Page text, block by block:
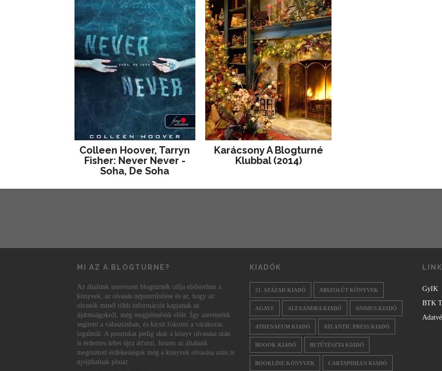
Colleen Hoover, Tarryn
Fisher: Never Never -
Soha, De Soha
Karácsony A Blogturné
Klubbal (2014)
MI AZ A BLOGTURNÉ?
Az általunk szervezett blogturnék célja elsősorban a
könyvek, az olvasás népszerűsítése és az, hogy az
olvasók minél több információt kapjanak az
újdonságokról, még megjelenésük előtt. Így szeretnénk
segíteni a választásban, és kicsit fokozni a várakozás
izgalmát. A posztokat pedig akár a könyv olvasása után
is érdemes lehet újra átfutni, hiszen az általunk
megosztott érdekességek még a könyvek olvasása után is
nyújthatnak pluszt.
KIADÓK
21. SZÁZAD KIADÓ ABSZOLÚT KÖNYVEK
AGAVE ALEXANDRA KIADÓ ANIMUS KIADÓ
ATHENAEUM KIADÓ ATLANTIC PRESS KIADÓ
BOOOK KIADÓ BETŰTÉSZTA KIADÓ
BOOKLINE KÖNYVEK CARTAPHILUS KIADÓ
GyIK
BTK